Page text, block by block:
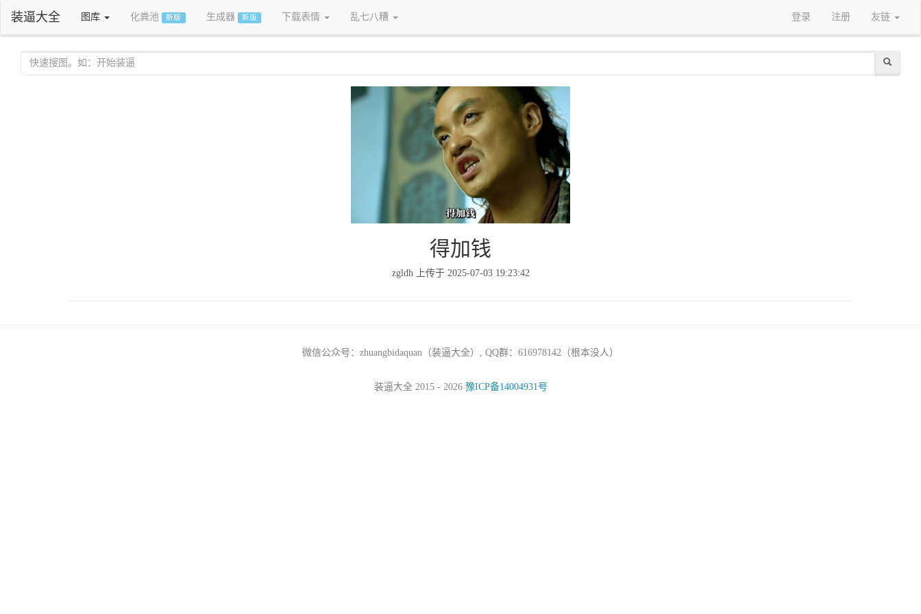
装逼大全 图库 化粪池 新版 生成器 新版 下载表情 乱七八糟 登录 注册 友链
得加钱
zgldh 上传于 2025-07-03 19:23:42
微信公众号：zhuangbidaquan（装逼大全）, QQ群：616978142（根本没人）
装逼大全 2015 - 2026 豫ICP备14004931号